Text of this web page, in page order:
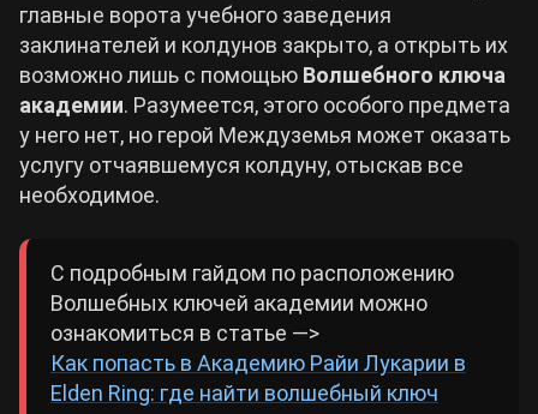
главные ворота учебного заведения
заклинателей и колдунов закрыто, а открыть их
возможно лишь с помощью Волшебного ключа
академии. Разумеется, этого особого предмета
у него нет, но герой Междуземья может оказать
услугу отчаявшемуся колдуну, отыскав все
необходимое.
С подробным гайдом по расположению
Волшебных ключей академии можно
ознакомиться в статье —>
Как попасть в Академию Райи Лукарии в
Elden Ring: где найти волшебный ключ